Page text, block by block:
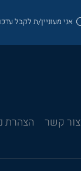
אני מעוניין/ת לקבל
צור קשר הצהרת